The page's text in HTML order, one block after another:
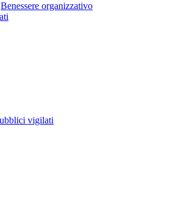
Benessere organizzativo
vigilati